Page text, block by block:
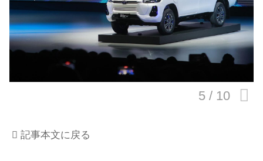
ライフスタイル
テクノロジー
このメディアについて
記事本文に戻る